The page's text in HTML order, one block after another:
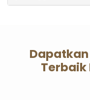
Dapatkan
Terbaik